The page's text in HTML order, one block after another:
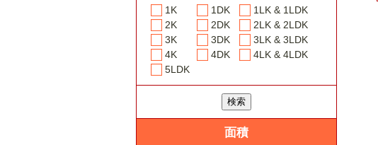
1K 1DK
1LK & 1LDK
2K
2DK
2LK & 2LDK
3K
3DK
3LK & 3LDK
4K
4DK
4LK & 4LDK
5LDK
面積